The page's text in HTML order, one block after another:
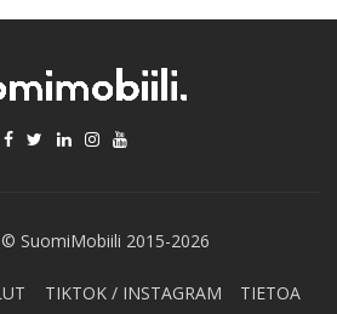
SuomiMobiili 2015-2026
TIKTOK / INSTAGRAM TIETOA